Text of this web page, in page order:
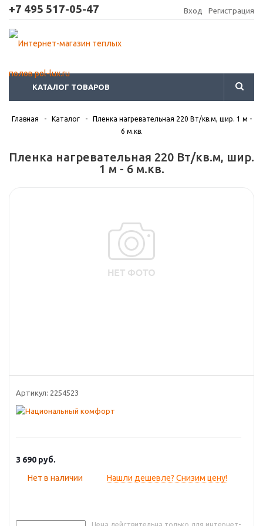
+7 495 517-05-47 Вход Регистрация
КАТАЛОГ ТОВАРОВ
Главная - Каталог -
Пленка нагревательная 220 Вт/кв.м, шир. 1 м -
6 м.кв.
Пленка нагревательная 220 Вт/кв.м, шир.
1 м - 6 м.кв.
Артикул: 2254523
3 690 руб.
Нет в наличии
Нашли дешевле? Снизим цену!